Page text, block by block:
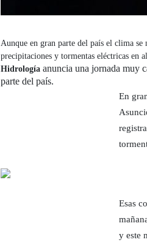
Aunque en gran parte del país el clima
precipitaciones y tormentas eléctricas en
Hidrología anuncia una jornada muy
parte del país.
En
Esas
y este